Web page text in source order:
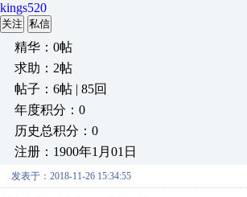
kings520
关注 私信
精华：0帖
求助：2帖
帖子：6帖 | 85回
年度积分：0
历史总积分：0
注册：1900年1月01日
发表于：2018-11-26 15:34:55